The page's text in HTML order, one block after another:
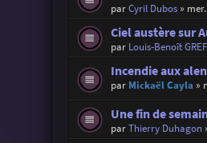
parCyril Dubos»
Ciel austère sur
par Louis-Benoît
Incendie aux
par Mickaël Cayla »
Une fin de
parThierry Duhagon